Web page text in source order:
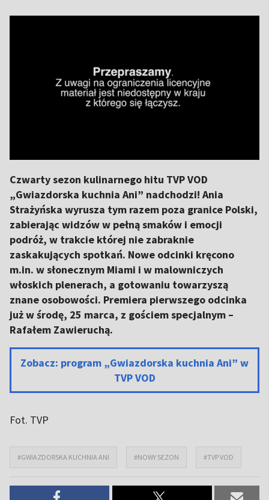
Czwarty sezon kulinarnego hitu TVP VOD
„Gwiazdorska kuchnia Ani” nadchodzi! Ania
Strażyńska wyrusza tym razem poza granice Polski,
zabierając widzów w pełną smaków i emocji
podróż, w trakcie której nie zabraknie
zaskakujących spotkań. Nowe odcinki kręcono
m.in. w słonecznym Miami i w malowniczych
włoskich plenerach, a gotowaniu towarzyszą
znane osobowości. Premiera pierwszego odcinka
już w środę, 25 marca, z gościem specjalnym –
Rafałem Zawieruchą.
Zobacz: program „Gwiazdorska kuchnia Ani” w
TVP VOD
Fot. TVP
#GWIAZDORSKA KUCHNIA ANI #NOWY SEZON #TVP VOD